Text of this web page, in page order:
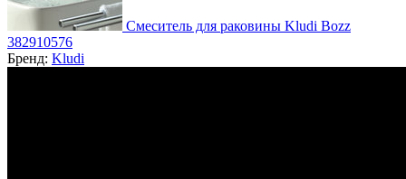
Смеситель для раковины Kludi Bozz
382910576
Бренд: Kludi